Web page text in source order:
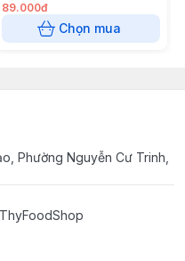
89.000đ
Chọn mua
Phường Nguyễn Cư Trinh,